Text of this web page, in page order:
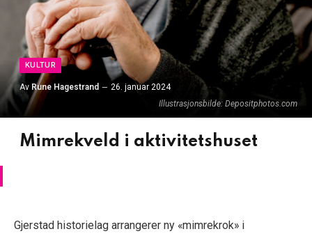
Illustrasjonsbilde: Depositphotos.com
KULTUR
Av Rune Hagestrand 26. januar 2024
Mimrekveld i aktivitetshuset
Gjerstad historielag arrangerer ny «mimrekrok» i